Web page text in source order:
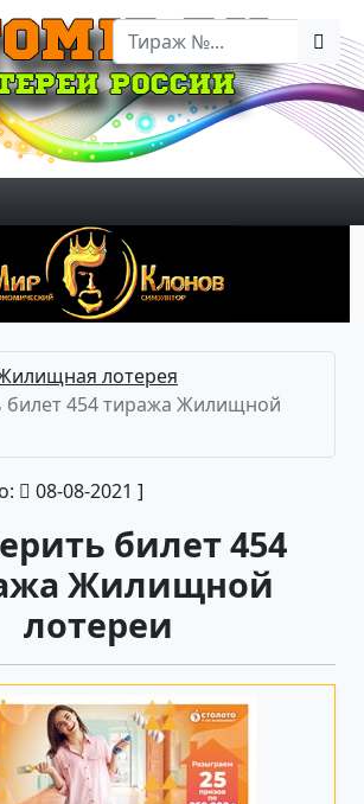
лотерея
билет 454 тиража Жилищной
08-08-2021 ]
билет 454
Жилищной
лотереи